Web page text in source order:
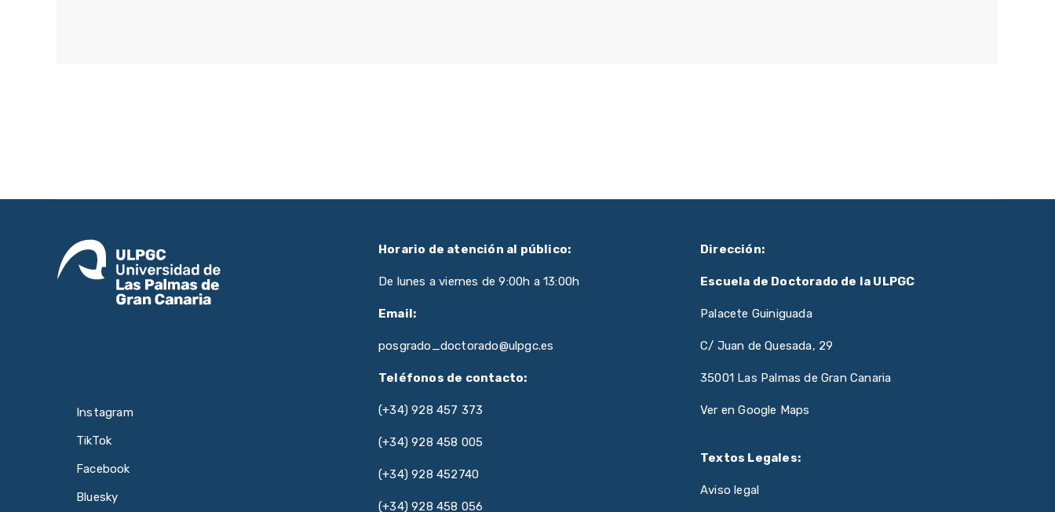
Instagram
TikTok
Facebook
Bluesky
Horario de atención al público:
De lunes a viernes de 9:00h a 13:00h
Email:
posgrado_doctorado@ulpgc.es
Teléfonos de contacto:
(+34) 928 457 373
(+34) 928 458 005
(+34) 928 452740
(+34) 928 458 056
Dirección:
Escuela de Doctorado de la ULPGC
Palacete Guiniguada
C/ Juan de Quesada, 29
35001 Las Palmas de Gran Canaria
Ver en Google Maps
Textos Legales:
Aviso legal